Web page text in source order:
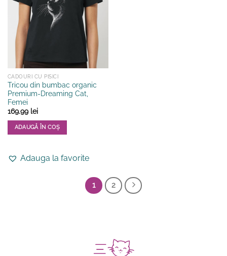
alese
pagina
produsului.
CADOURI CU PISICI
Tricou din bumbac organic
Premium-Dreaming Cat,
Femei
169.99 lei
ADAUGĂ ÎN COȘ
are Adauga la favorite
1 2